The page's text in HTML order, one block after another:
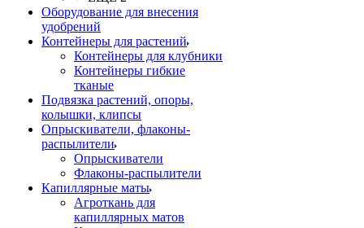
Оборудование для внесения
удобрений
Контейнеры для растений
Контейнеры для клубники
Контейнеры гибкие
тканые
Подвязка растений, опоры,
колышки, клипсы
Опрыскиватели, флаконы-
распылители
Опрыскиватели
Флаконы-распылители
Капиллярные маты
Агроткань для
капиллярных матов